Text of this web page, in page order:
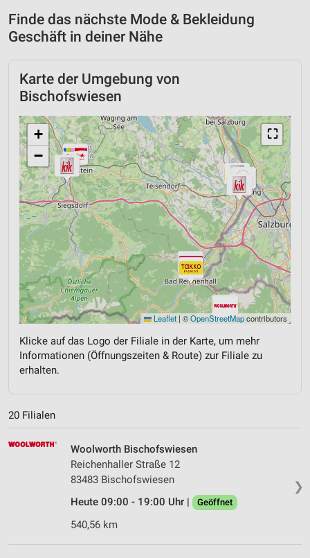
Finde das nächste Mode & Bekleidung
Geschäft in deiner Nähe
Karte der Umgebung von
Bischofswiesen
⛶
+
−
Leaflet | ©OpenStreetMapcontributors
Klicke auf das Logo der Filiale in der Karte, um mehr
Informationen (Öffnungszeiten & Route) zur Filiale zu
erhalten.
20 Filialen
❯
Woolworth Bischofswiesen
Reichenhaller Straße 12
83483 Bischofswiesen
Heute 09:00 - 19:00 Uhr |
Geöffnet
540,56 km